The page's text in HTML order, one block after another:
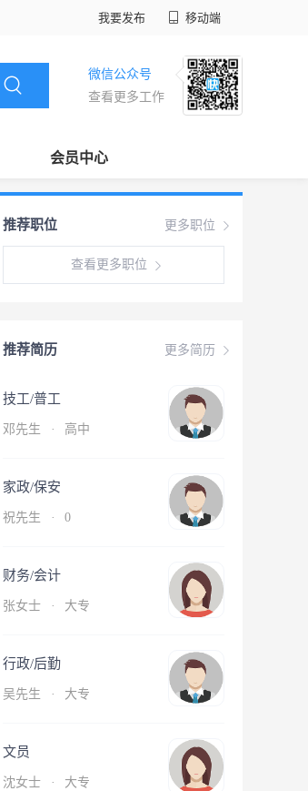
我要发布 移动端
微信公众号
查看更多工作
会员中心
更多职位
推荐职位
查看更多职位
更多简历
推荐简历
技工/普工
邓先生 · 高中
家政/保安
祝先生 · 0
财务/会计
张女士 · 大专
行政/后勤
吴先生 · 大专
文员
沈女士 · 大专